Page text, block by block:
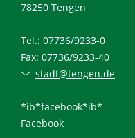
78250 Tengen
Tel.: 07736/9233-0
Fax: 07736/9233-40
stadt@tengen.de
*ib*facebook*ib*
Facebook